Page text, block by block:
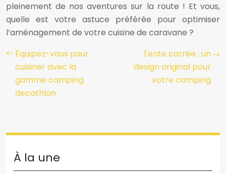
pleinement de nos aventures sur la route ! Et vous,
quelle est votre astuce préférée pour optimiser
l’aménagement de votre cuisine de caravane ?
Équipez-vous pour
cuisiner avec la
gamme camping
decathlon
Tente carrée : un
design original pour
votre camping
À la une